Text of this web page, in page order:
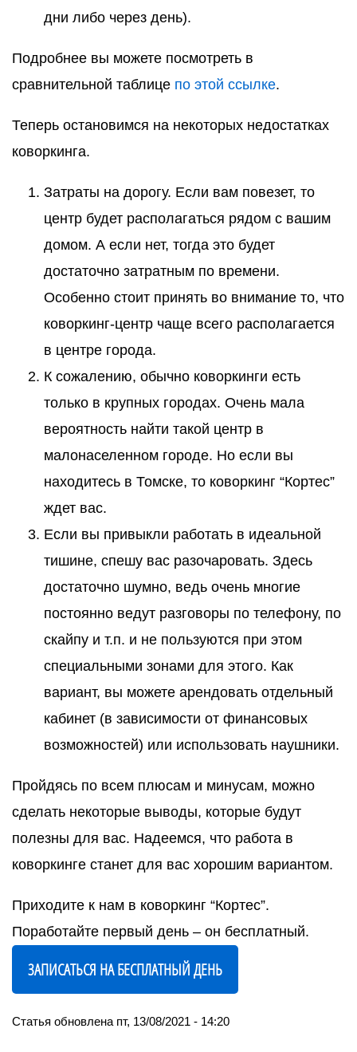
дни либо через день).
Подробнее вы можете посмотреть в
сравнительной таблице по этой ссылке.
Теперь остановимся на некоторых недостатках
коворкинга.
Затраты на дорогу. Если вам повезет, то
центр будет располагаться рядом с вашим
домом. А если нет, тогда это будет
достаточно затратным по времени.
Особенно стоит принять во внимание то, что
коворкинг-центр чаще всего располагается
в центре города.
К сожалению, обычно коворкинги есть
только в крупных городах. Очень мала
вероятность найти такой центр в
малонаселенном городе. Но если вы
находитесь в Томске, то коворкинг “Кортес”
ждет вас.
Если вы привыкли работать в идеальной
тишине, спешу вас разочаровать. Здесь
достаточно шумно, ведь очень многие
постоянно ведут разговоры по телефону, по
скайпу и т.п. и не пользуются при этом
специальными зонами для этого. Как
вариант, вы можете арендовать отдельный
кабинет (в зависимости от финансовых
возможностей) или использовать наушники.
Пройдясь по всем плюсам и минусам, можно
сделать некоторые выводы, которые будут
полезны для вас. Надеемся, что работа в
коворкинге станет для вас хорошим вариантом.
Приходите к нам в коворкинг “Кортес”.
Поработайте первый день – он бесплатный.
ЗАПИСАТЬСЯ НА БЕСПЛАТНЫЙ ДЕНЬ
Статья обновлена пт, 13/08/2021 - 14:20